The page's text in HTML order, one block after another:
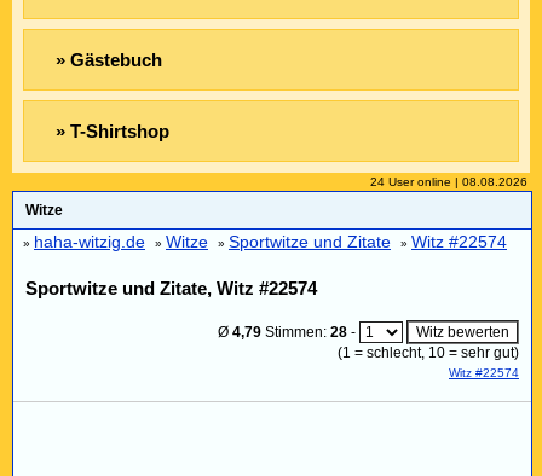
» Gästebuch
» T-Shirtshop
24 User online | 08.08.2026
Witze
» haha-witzig.de » Witze » Sportwitze und Zitate » Witz #22574
Sportwitze und Zitate, Witz #22574
Ø 4,79 Stimmen: 28 -
(1 = schlecht, 10 = sehr gut)
Witz #22574